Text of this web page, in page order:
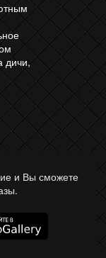
дичи,
и Вы сможете